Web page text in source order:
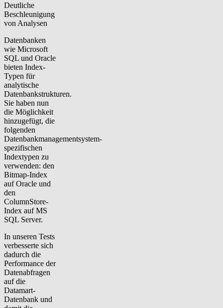
Deutliche
Beschleunigung
von Analysen
Datenbanken
wie Microsoft
SQL und Oracle
bieten Index-
Typen für
analytische
Datenbankstrukturen.
Sie haben nun
die Möglichkeit
hinzugefügt, die
folgenden
Datenbankmanagementsystem-
spezifischen
Indextypen zu
verwenden: den
Bitmap-Index
auf Oracle und
den
ColumnStore-
Index auf MS
SQL Server.
In unseren Tests
verbesserte sich
dadurch die
Performance der
Datenabfragen
auf die
Datamart-
Datenbank und